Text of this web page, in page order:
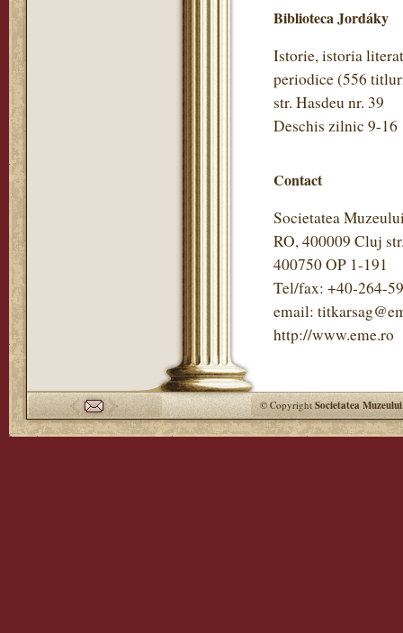
Biblioteca Jordáky
Istorie, istoria
periodice (556
str. Hasdeu nr. 39
Deschis zilnic 9-16
Contact
Societatea
RO, 400009 Cluj
400750 OP 1-191
Tel/fax: +40-264-
email:
http://www.eme.ro
© CopyrightSocietatea